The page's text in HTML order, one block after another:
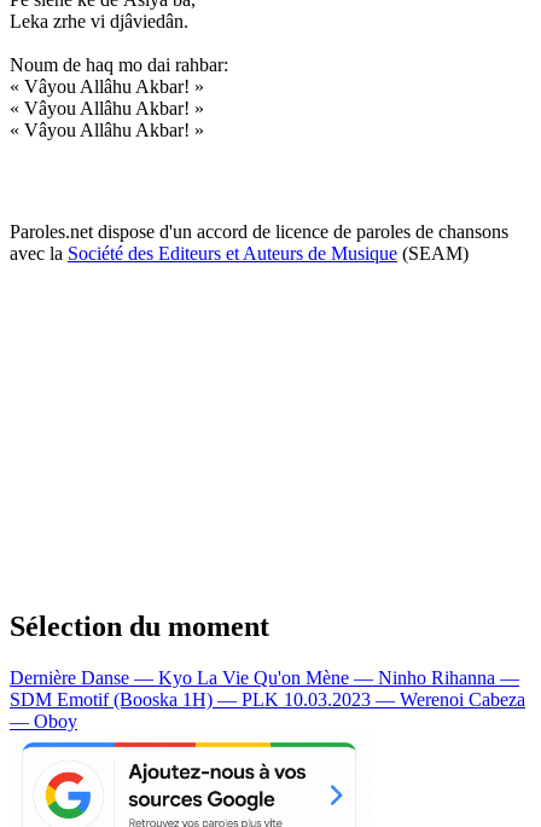
Leka zrhe vi djâviedân.
Noum de haq mo dai rahbar:
« Vâyou Allâhu Akbar! »
« Vâyou Allâhu Akbar! »
« Vâyou Allâhu Akbar! »
Paroles.net dispose d'un accord de licence de paroles de chansons
avec la Société des Editeurs et Auteurs de Musique (SEAM)
Sélection du moment
Dernière Danse — Kyo La Vie Qu'on Mène — Ninho Rihanna —
SDM Emotif (Booska 1H) — PLK 10.03.2023 — Werenoi Cabeza
— Oboy